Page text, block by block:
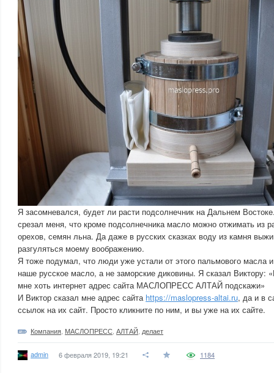
Я засомневался, будет ли расти подсолнечник на Дальнем
срезал меня, что кроме подсолнечника масло можно отжимать из
орехов, семян льна. Да даже в русских сказках воду из камня
разгуляться моему воображению.
Я тоже подумал, что люди уже устали от этого пальмового масла и
наше русское масло, а не заморские диковины. Я сказал Виктору:
мне хоть интернет адрес сайта МАСЛОПРЕСС АЛТАЙ подскажи»
И Виктор сказал мне адрес сайта https://maslopress-altai.ru, да и в
ссылок на их сайт. Просто кликните по ним, и вы уже на их сайте.
Компания МАСЛОПРЕСС АЛТАЙ делает
admin 6 февраля 2019, 19:21 1184